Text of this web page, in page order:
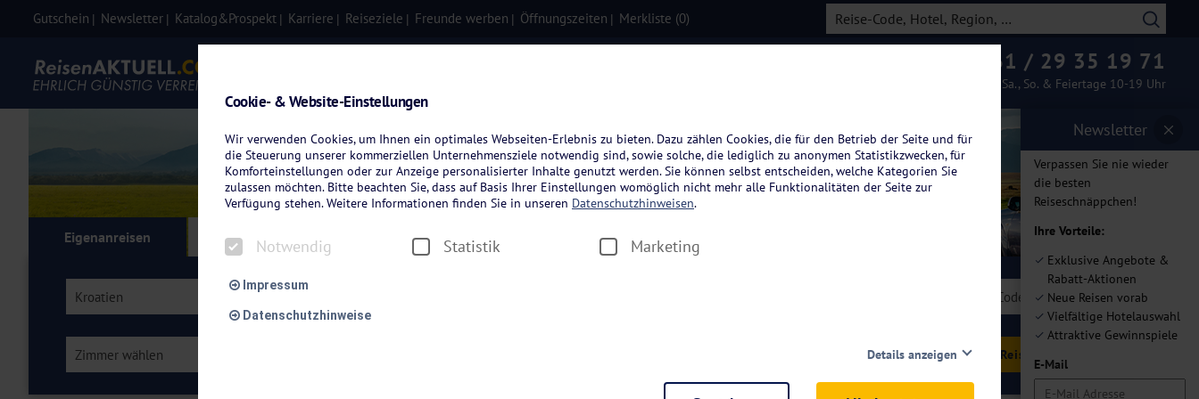
Gutschein Newsletter Katalog&Prospekt Karriere Reiseziele Freunde werben Öffnungszeiten Merkliste (0)
0261 / 29 35 19 71
Mo.-Fr. 08-19 Uhr / Sa., So. & Feiertage 10-19 Uhr
Newsletter
Verpassen Sie nie wieder
die besten
Reiseschnäppchen!
Ihre Vorteile:
Exklusive Angebote &
Rabatt-Aktionen
Neue Reisen vorab
Vielfältige Hotelauswahl
Attraktive Gewinnspiele
E-Mail
Eigenanreisen Kreuzfahrten Flugreisen
Kroatien
Zimmer wählen
Cookie- & Website-Einstellungen
Wir verwenden Cookies, um Ihnen ein optimales Webseiten-Erlebnis zu bieten. Dazu zählen Cookies, die für den Betrieb der Seite und für
die Steuerung unserer kommerziellen Unternehmensziele notwendig sind, sowie solche, die lediglich zu anonymen Statistikzwecken, für
Komforteinstellungen oder zur Anzeige personalisierter Inhalte genutzt werden. Sie können selbst entscheiden, welche Kategorien Sie
zulassen möchten. Bitte beachten Sie, dass auf Basis Ihrer Einstellungen womöglich nicht mehr alle Funktionalitäten der Seite zur
Verfügung stehen. Weitere Informationen finden Sie in unseren Datenschutzhinweisen.
Notwendig Statistik Marketing
Impressum
Datenschutzhinweise
Details anzeigen